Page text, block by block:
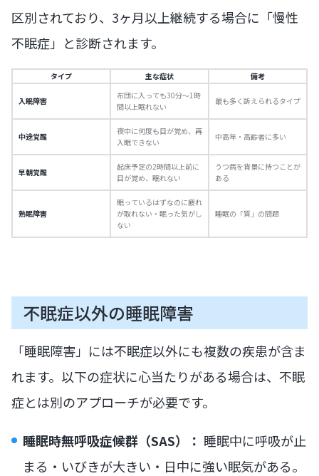
区別されており、3ヶ月以上継続する場合に「慢性
不眠症」と診断されます。
タイプ 主な症状 備考
入眠障害
布団に入っても30分〜1時
間以上眠れない
最も多く訴えられるタイプ
中途覚醒
夜中に何度も目が覚め、再
入眠できない
中高年・高齢者に多い
早朝覚醒
起床予定の2時間以上前に
目が覚め、眠れない
うつ病を背景に持つことが
ある
熟眠障害
眠っているはずなのに疲れ
が取れない・眠った気がし
ない
睡眠の「質」の問題
不眠症以外の睡眠障害
「睡眠障害」には不眠症以外にも複数の疾患が含ま
れます。以下の症状に心当たりがある場合は、不眠
症とは別のアプローチが必要です。
睡眠時無呼吸症候群（SAS）： 睡眠中に呼吸が止
まる・いびきが大きい・日中に強い眠気がある。